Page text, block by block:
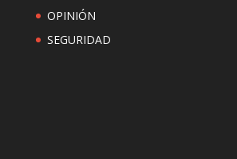
OPINIÓN
SEGURIDAD